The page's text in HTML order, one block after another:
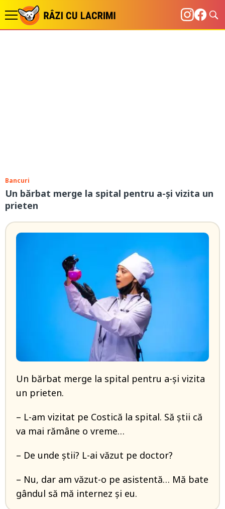
Bancuri
Un bărbat merge la spital pentru a-și vizita un
prieten
Un bărbat merge la spital pentru a-și vizita
un prieten.
– L-am vizitat pe Costică la spital. Să știi că
va mai rămâne o vreme…
– De unde știi? L-ai văzut pe doctor?
– Nu, dar am văzut-o pe asistentă… Mă bate
gândul să mă internez și eu.